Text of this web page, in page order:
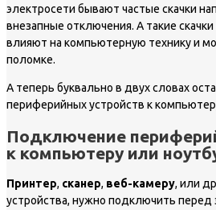
электросети бывают частые скачки
внезапные отключения. А такие
влияют на компьютерную технику и
поломке.
А теперь буквально в двух словах
периферийных устройств к
Подключение
к компьютеру или
Принтер, сканер, веб-камеру, или
устройства, нужно подключить перед